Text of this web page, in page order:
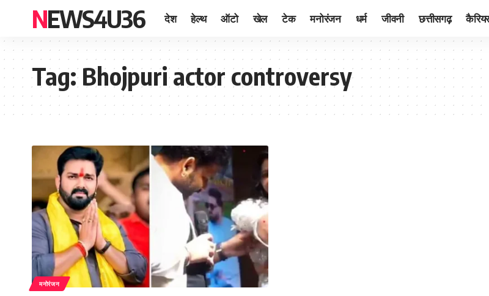
NEWS4U36 देश हेल्थ ऑटो खेल टेक मनोरंजन धर्म जीवनी छत्तीसगढ़ कैरियर
Tag:Bhojpuri actor controversy
मनोरंजन